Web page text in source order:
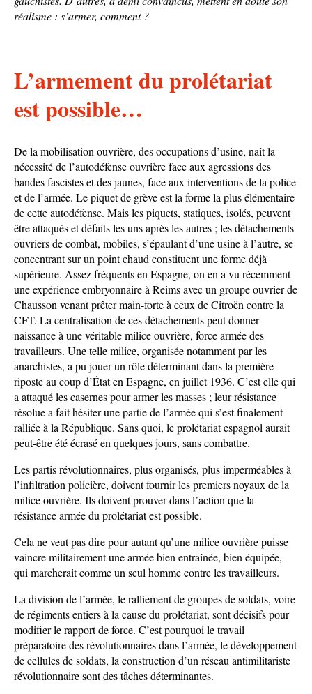
réalisme : s’armer, comment ?
L’armement du prolétariat
est possible…
De la mobilisation ouvrière, des occupations d’usine, naît la
nécessité de l’autodéfense ouvrière face aux agressions des
bandes fascistes et des jaunes, face aux interventions de la police
et de l’armée. Le piquet de grève est la forme la plus élémentaire
de cette autodéfense. Mais les piquets, statiques, isolés, peuvent
être attaqués et défaits les uns après les autres ; les détachements
ouvriers de combat, mobiles, s’épaulant d’une usine à l’autre, se
concentrant sur un point chaud constituent une forme déjà
supérieure. Assez fréquents en Espagne, on en a vu récemment
une expérience embryonnaire à Reims avec un groupe ouvrier de
Chausson venant prêter main-forte à ceux de Citroën contre la
CFT. La centralisation de ces détachements peut donner
naissance à une véritable milice ouvrière, force armée des
travailleurs. Une telle milice, organisée notamment par les
anarchistes, a pu jouer un rôle déterminant dans la première
riposte au coup d’État en Espagne, en juillet 1936. C’est elle qui
a attaqué les casernes pour armer les masses ; leur résistance
résolue a fait hésiter une partie de l’armée qui s’est finalement
ralliée à la République. Sans quoi, le prolétariat espagnol aurait
peut-être été écrasé en quelques jours, sans combattre.
Les partis révolutionnaires, plus organisés, plus imperméables à
l’infiltration policière, doivent fournir les premiers noyaux de la
milice ouvrière. Ils doivent prouver dans l’action que la
résistance armée du prolétariat est possible.
Cela ne veut pas dire pour autant qu’une milice ouvrière puisse
vaincre militairement une armée bien entraînée, bien équipée,
qui marcherait comme un seul homme contre les travailleurs.
La division de l’armée, le ralliement de groupes de soldats, voire
de régiments entiers à la cause du prolétariat, sont décisifs pour
modifier le rapport de force. C’est pourquoi le travail
préparatoire des révolutionnaires dans l’armée, le développement
de cellules de soldats, la construction d’un réseau antimilitariste
révolutionnaire sont des tâches déterminantes.